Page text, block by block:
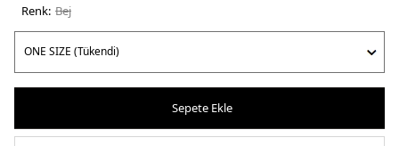
Renk: bej
Sepete Ekle